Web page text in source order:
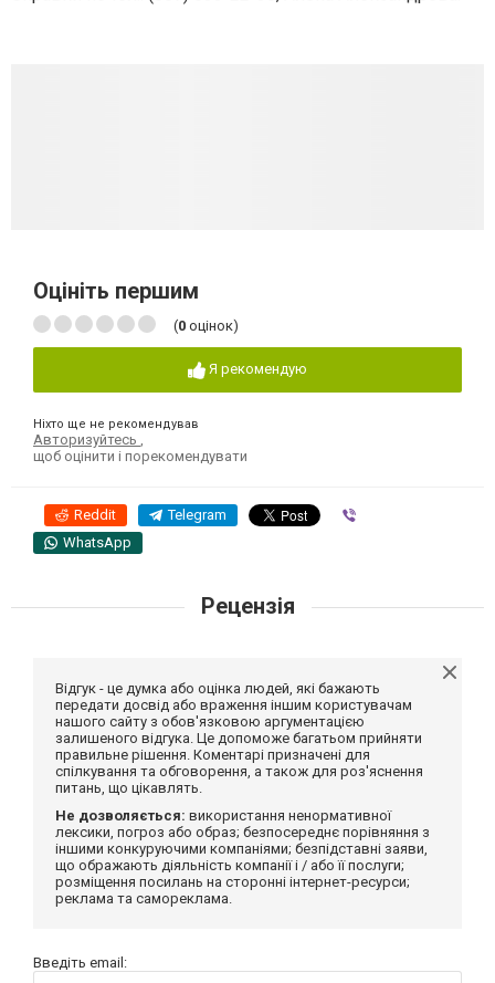
Оцініть першим
(0 оцінок)
Я рекомендую
Ніхто ще не рекомендував
Авторизуйтесь
щоб оцінити і порекомендувати
Reddit Telegram
WhatsApp
Рецензія
Відгук - це думка або оцінка людей, які бажають
передати досвід або враження іншим користувачам
нашого сайту з обов'язковою аргументацією
залишеного відгука. Це допоможе багатьом прийняти
правильне рішення. Коментарі призначені для
спілкування та обговорення, а також для роз'яснення
питань, що цікавлять.
Не дозволяється: використання ненормативної
лексики, погроз або образ; безпосереднє порівняння з
іншими конкуруючими компаніями; безпідставні заяви,
що ображають діяльність компанії і / або її послуги;
розміщення посилань на сторонні інтернет-ресурси;
реклама та самореклама.
Введіть email: